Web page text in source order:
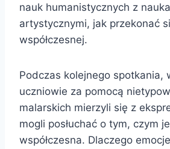
nauk humanistycznych z
artystycznymi, jak przekonać
współczesnej.
Podczas kolejnego spotkania,
uczniowie za pomocą
malarskich mierzyli się z
mogli posłuchać o tym, czym
współczesna. Dlaczego